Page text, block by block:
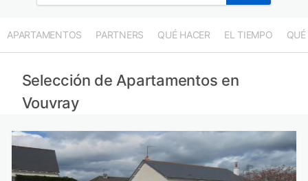
APARTAMENTOS PARTNERS QUÉ HACER EL TIEMPO QUÉ
Selección de Apartamentos en
Vouvray